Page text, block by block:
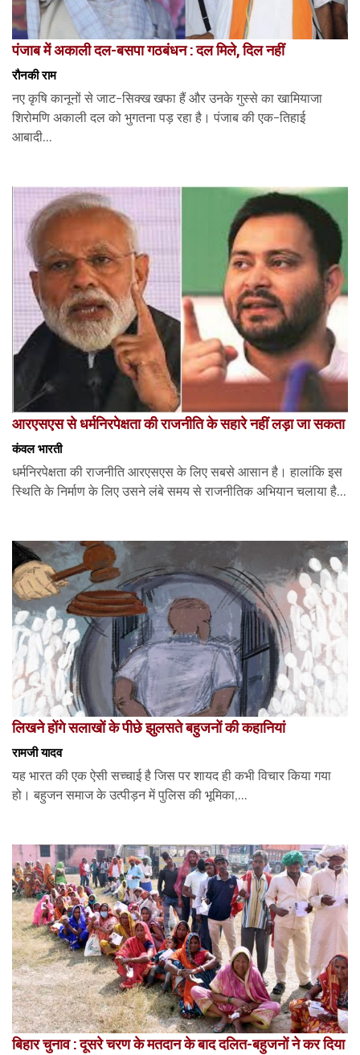
पंजाब में अकाली दल-बसपा गठबंधन : दल मिले, दिल नहीं
रौनकी राम
नए कृषि कानूनों से जाट-सिक्ख खफा हैं और उनके गुस्से का खामियाजा
शिरोमणि अकाली दल को भुगतना पड़ रहा है। पंजाब की एक-तिहाई
आबादी...
आरएसएस से धर्मनिरपेक्षता की राजनीति के सहारे नहीं लड़ा जा सकता
कंवल भारती
धर्मनिरपेक्षता की राजनीति आरएसएस के लिए सबसे आसान है। हालांकि इस
स्थिति के निर्माण के लिए उसने लंबे समय से राजनीतिक अभियान चलाया है...
लिखने होंगे सलाखों के पीछे झुलसते बहुजनों की कहानियां
रामजी यादव
यह भारत की एक ऐसी सच्चाई है जिस पर शायद ही कभी विचार किया गया
हो। बहुजन समाज के उत्पीड़न में पुलिस की भूमिका,...
बिहार चुनाव : दूसरे चरण के मतदान के बाद दलित-बहुजनों ने कर दिया